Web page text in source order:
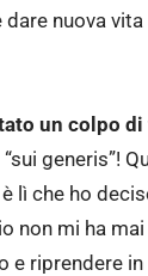
nuova
un colpo
generis”!
lì che ho
non mi ha
riprendere